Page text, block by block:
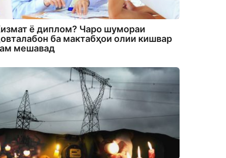
ё диплом? Чаро шумораи
ба мактабҳои олии кишвар
мешавад